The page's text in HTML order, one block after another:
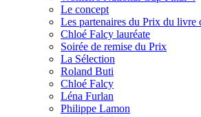
Le concept
Les partenaires du Prix du livre
Chloé Falcy lauréate
Soirée de remise du Prix
La Sélection
Roland Buti
Chloé Falcy
Léna Furlan
Philippe Lamon